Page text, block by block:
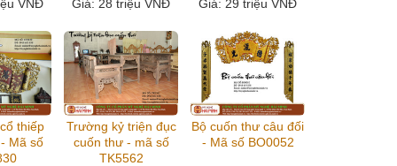
VNĐ
Giá: 28 triệu VNĐ Giá: 29 triệu VNĐ
thiếp
Mã số
Trường kỷ triện đục
cuốn thư - mã số
TK5562
Bộ cuốn thư câu đối
- Mã số BO0052